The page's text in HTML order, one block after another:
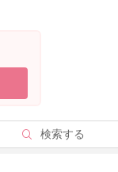
検索する